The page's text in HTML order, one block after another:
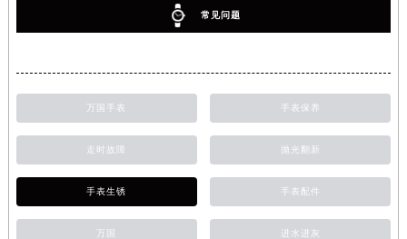
常见问题
万国手表 手表保养
走时故障 抛光翻新
手表生锈 手表配件
万国 进水进灰